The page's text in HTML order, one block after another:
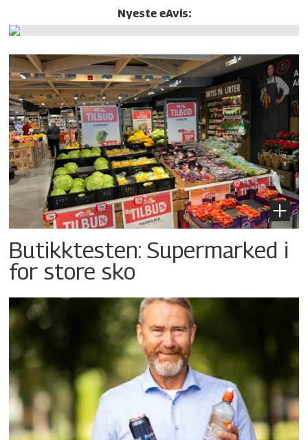
Nyeste eAvis:
Butikktesten: Supermarked i
for store sko